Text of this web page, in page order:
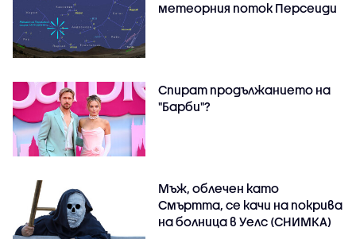
метеорния поток Персеиди
Спират продължанието на
"Барби"?
Мъж, облечен като
Смъртта, се качи на покрива
на болница в Уелс (СНИМКА)